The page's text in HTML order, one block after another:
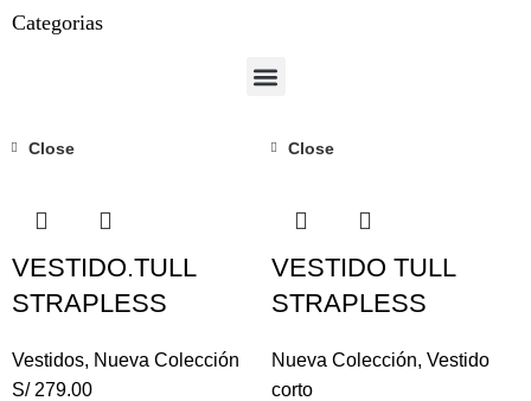
Categorias
Close
VESTIDO.TULL
STRAPLESS
Vestidos, Nueva Colección
S/279.00
Close
VESTIDO TULL
STRAPLESS
Nueva Colección, Vestido
corto